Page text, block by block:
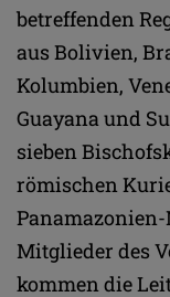
betreffenden
aus Bolivien,
Kolumbien,
Guayana und
sieben
römischen
Mitglieder des
kommen die